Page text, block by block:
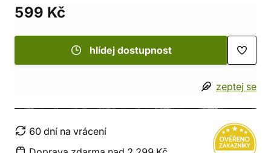
599 Kč
hlídej dostupnost
zeptej se
60 dní na vrácení